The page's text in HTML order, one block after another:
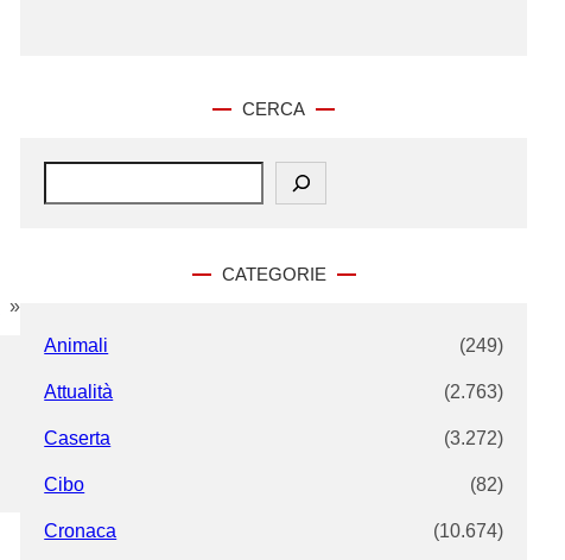
»
CERCA
S
CATEGORIE
Animali (249)
Attualità (2.763)
Caserta (3.272)
Cibo (82)
Cronaca (10.674)